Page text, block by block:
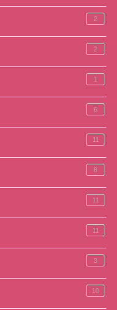
2
2
1
6
11
8
11
11
3
10